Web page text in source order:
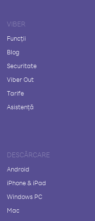
VIBER
Funcții
Blog
Securitate
Viber Out
Tarife
Asistență
DESCĂRCARE
Android
iPhone & iPad
Windows PC
Mac